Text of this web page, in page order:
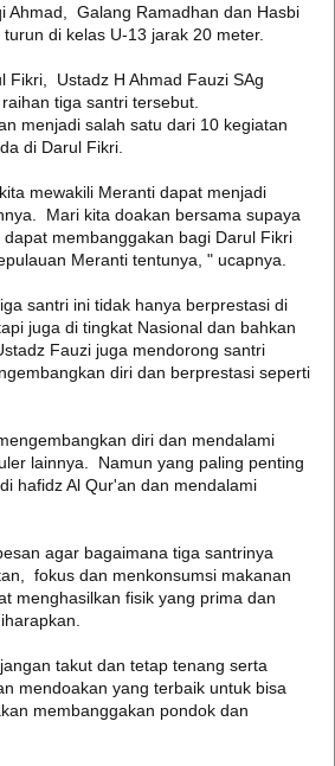
Ahmad, Galang Ramadhan dan Hasbi
di kelas U-13 jarak 20 meter.
Fikri, Ustadz H Ahmad Fauzi SAg
tiga santri tersebut.
menjadi salah satu dari 10 kegiatan
di Darul Fikri.
mewakili Meranti dapat menjadi
Mari kita doakan bersama supaya
membanggakan bagi Darul Fikri
Meranti tentunya, " ucapnya.
santri ini tidak hanya berprestasi di
juga di tingkat Nasional dan bahkan
Fauzi juga mendorong santri
diri dan berprestasi seperti
diri dan mendalami
lainnya. Namun yang paling penting
hafidz Al Qur'an dan mendalami
agar bagaimana tiga santrinya
fokus dan menkonsumsi makanan
menghasilkan fisik yang prima dan
takut dan tetap tenang serta
mendoakan yang terbaik untuk bisa
membanggakan pondok dan